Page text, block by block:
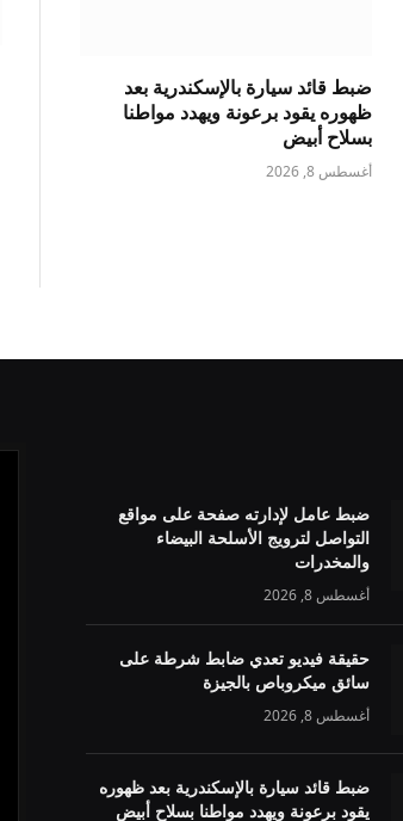
ضبط قائد سيارة بالإسكندرية بعد
ظهوره يقود برعونة ويهدد مواطنا
بسلاح أبيض
أغسطس 8, 2026
ضبط عامل لإدارته صفحة على مواقع
التواصل لترويج الأسلحة البيضاء
والمخدرات
أغسطس 8, 2026
حقيقة فيديو تعدي ضابط شرطة على
سائق ميكروباص بالجيزة
أغسطس 8, 2026
ضبط قائد سيارة بالإسكندرية بعد ظهوره
يقود برعونة ويهدد مواطنا بسلاح أبيض